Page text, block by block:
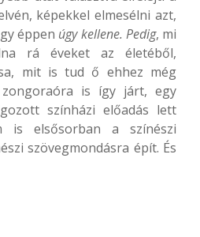
képekkel elmesélni azt,
éppen úgy kellene. Pedig, mi
rá éveket az életéből,
mit is tud ő ehhez még
zongoraóra is így járt, egy
színházi előadás lett
is elsősorban a színészi
szövegmondásra épít. És